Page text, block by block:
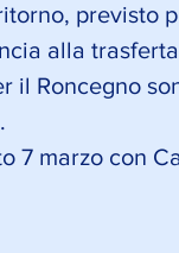
previsto
alla
il Roncegno
7 marzo con